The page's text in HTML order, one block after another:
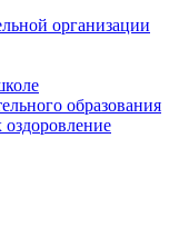
организации
образования